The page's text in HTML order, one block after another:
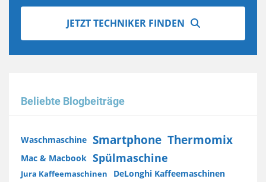
JETZT TECHNIKER FINDEN
Beliebte Blogbeiträge
Waschmaschine Smartphone Thermomix
Mac & Macbook Spülmaschine
Jura Kaffeemaschinen DeLonghi Kaffeemaschinen